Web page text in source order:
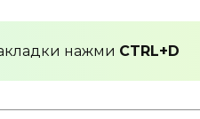
нажми CTRL+D